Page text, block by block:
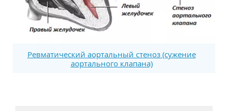
Ревматический аортальный стеноз (сужение
аортального клапана)